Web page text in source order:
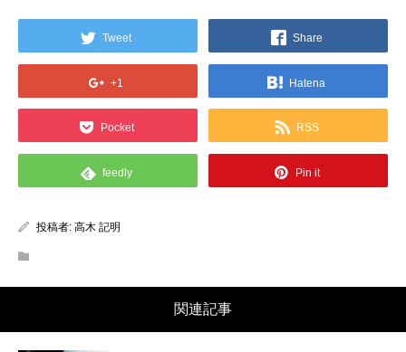
Tweet Share
+1 Hatena
Pocket RSS
feedly Pin it
投稿者: 高木 記明
関連記事